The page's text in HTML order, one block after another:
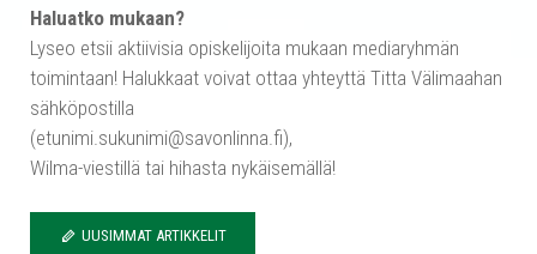
Haluatko mukaan?
Lyseo etsii aktiivisia opiskelijoita mukaan mediaryhmän
toimintaan! Halukkaat voivat ottaa yhteyttä Titta Välimaahan
sähköpostilla
(etunimi.sukunimi@savonlinna.fi),
Wilma-viestillä tai hihasta nykäisemällä!
UUSIMMAT ARTIKKELIT